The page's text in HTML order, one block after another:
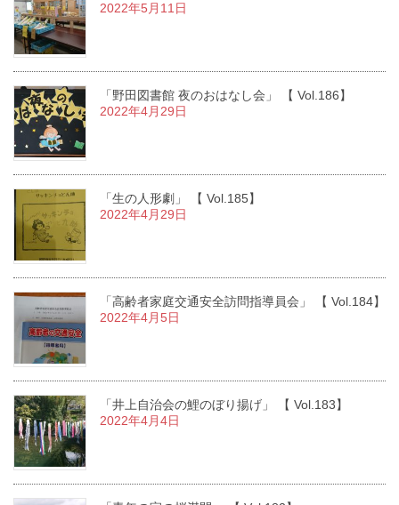
2022年5月11日
「野田図書館 夜のおはなし会」 【 Vol.186】
2022年4月29日
「生の人形劇」 【 Vol.185】
2022年4月29日
「高齢者家庭交通安全訪問指導員会」 【 Vol.184】
2022年4月5日
「井上自治会の鯉のぼり揚げ」 【 Vol.183】
2022年4月4日